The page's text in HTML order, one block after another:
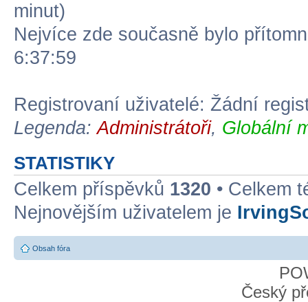
minut)
Nejvíce zde současně bylo
6:37:59
Registrovaní uživatelé: Žádní
Legenda:Administrátoři, Globální
STATISTIKY
Celkem příspěvků 1320 • Celkem
Nejnovějším uživatelem je
Obsah fóra
Český